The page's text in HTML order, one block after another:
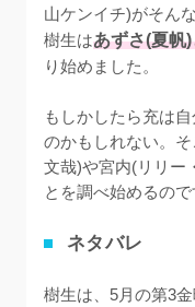
山ケンイチ)がそん
樹生はあずさ(夏帆
り始めました。
もしかしたら充は
のかもしれない。
文哉)や宮内(リリー
とを調べ始めるの
ネタバレ
樹生は、5月の第3